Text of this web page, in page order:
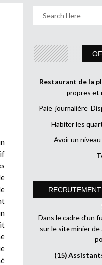
Restaurant de la
propres et
Paie journalière
Habiter les
Avoir un niveau
Dans le cadre d’un
sur le site minier de
(15)